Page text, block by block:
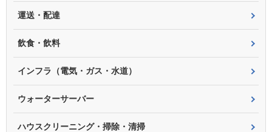
運送・配達
飲食・飲料
インフラ（電気・ガス・水道）
ウォーターサーバー
ハウスクリーニング・掃除・清掃